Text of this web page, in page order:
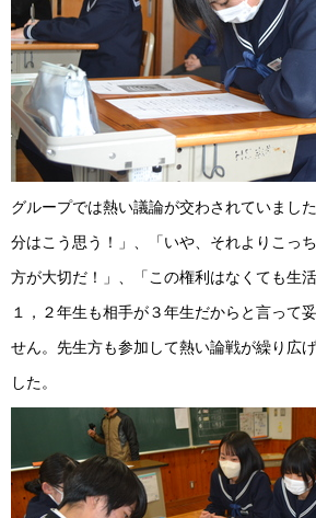
グループでは熱い議論が交わされていまし
分はこう思う！」、「いや、それよりこっ
方が大切だ！」、「この権利はなくても生活
１，２年生も相手が３年生だからと言って
せん。先生方も参加して熱い論戦が繰り広
した。